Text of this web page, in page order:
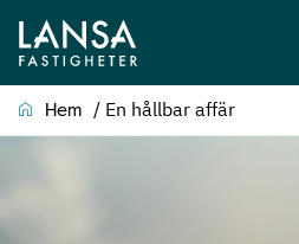
Hem / En hållbar affär